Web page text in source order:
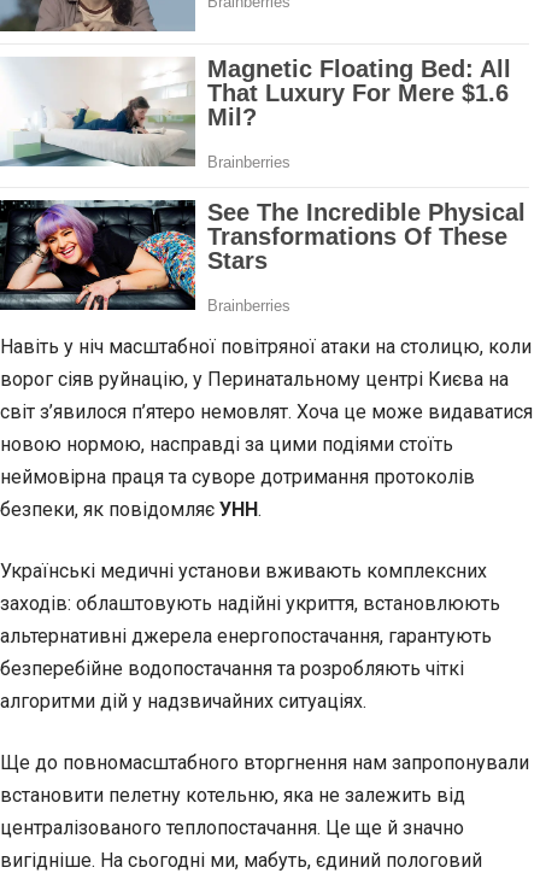
Навіть у ніч масштабної повітряної атаки на столицю, коли
ворог сіяв руйнацію, у Перинатальному центрі Києва на
світ з’явилося п’ятеро немовлят. Хоча це може видаватися
новою нормою, насправді за цими подіями стоїть
неймовірна праця та суворе дотримання протоколів
безпеки, як повідомляє УНН.
Українські медичні установи вживають комплексних
заходів: облаштовують надійні укриття, встановлюють
альтернативні джерела енергопостачання, гарантують
безперебійне водопостачання та розробляють чіткі
алгоритми дій у надзвичайних ситуаціях.
Ще до повномасштабного вторгнення нам запропонували
встановити пелетну котельню, яка не залежить від
централізованого теплопостачання. Це ще й значно
вигідніше. На сьогодні ми, мабуть, єдиний пологовий